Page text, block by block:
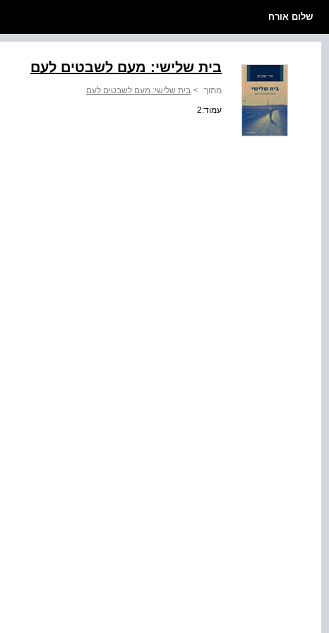
שלום אורח
בית שלישי: מעם לשבטים לעם
מתוך: > בית שלישי: מעם לשבטים לעם
עמוד:2